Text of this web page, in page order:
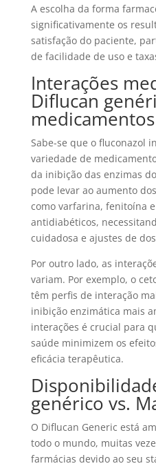
A escolha da forma
significativamente os
satisfação do paciente,
de facilidade de uso e
Interações
Diflucan
medicamentos
Sabe-se que o fluconazol
variedade de
da inibição das enzimas
pode levar ao aumento
como varfarina, fenitoína
antidiabéticos,
cuidadosa e ajustes de
Por outro lado, as
variam. Por exemplo, o
têm perfis de interação
inibição enzimática mais
interações é crucial para
saúde minimizem os
eficácia terapêutica.
genérico vs.
O Diflucan Generic está
todo o mundo, muitas
farmácias devido ao seu